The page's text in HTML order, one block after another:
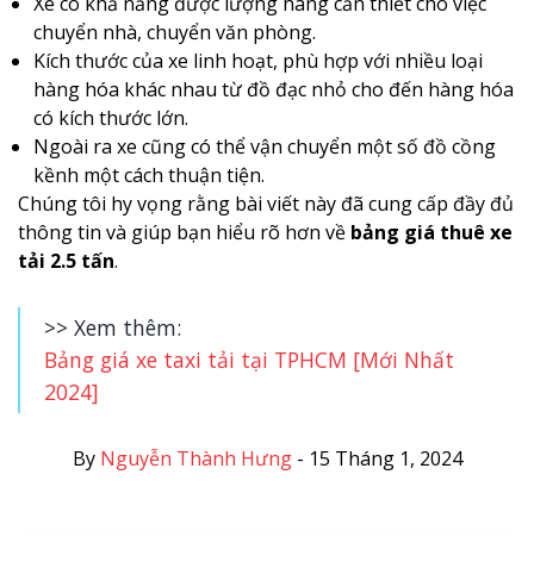
chuyển nhà, chuyển văn phòng.
Kích thước của xe linh hoạt, phù hợp với nhiều loại
hàng hóa khác nhau từ đồ đạc nhỏ cho đến hàng hóa
có kích thước lớn.
Ngoài ra xe cũng có thể vận chuyển một số đồ cồng
kềnh một cách thuận tiện.
Chúng tôi hy vọng rằng bài viết này đã cung cấp đầy đủ
thông tin và giúp bạn hiểu rõ hơn về bảng giá thuê xe
tải 2.5 tấn.
>> Xem thêm:
Bảng giá xe taxi tải tại TPHCM [Mới Nhất
2024]
By Nguyễn Thành Hưng- 15 Tháng 1, 2024